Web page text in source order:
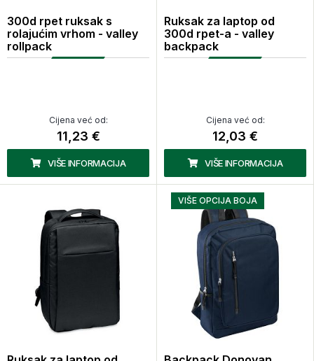
300d rpet ruksak s
rolajućim vrhom - valley
rollpack
Cijena već od:
11,23 €
VIŠE INFORMACIJA
Ruksak za laptop od
300d rpet-a - valley
backpack
Cijena već od:
12,03 €
VIŠE INFORMACIJA
VIŠE OPCIJA BOJA